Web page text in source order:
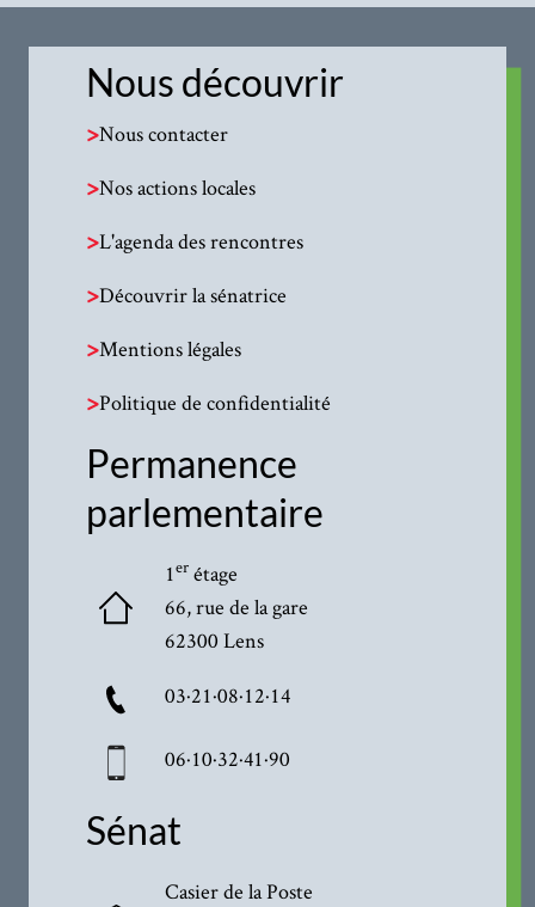
Nous découvrir
>Nous contacter
>Nos actions locales
>L'agenda des rencontres
>Découvrir la sénatrice
>Mentions légales
>Politique de confidentialité
Permanence
parlementaire
1erétage
66, rue de la gare
62300 Lens
03·21·08·12·14
06·10·32·41·90
Sénat
Casier de la Poste